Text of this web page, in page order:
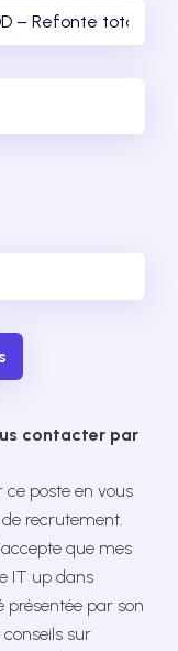
contacter par
poste en vous
recrutement.
que mes
IT up dans
présentée par son
sur